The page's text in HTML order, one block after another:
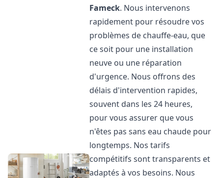
Fameck. Nous intervenons
rapidement pour résoudre vos
problèmes de chauffe-eau, que
ce soit pour une installation
neuve ou une réparation
d'urgence. Nous offrons des
délais d'intervention rapides,
souvent dans les 24 heures,
pour vous assurer que vous
n'êtes pas sans eau chaude pour
longtemps. Nos tarifs
compétitifs sont transparents et
adaptés à vos besoins. Nous